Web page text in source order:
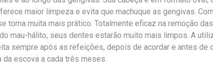
maior limpeza e evita que machuque as gengivas.
torna muita mais prático. Totalmente eficaz na remoção das
mau-hálito, seus dentes estarão muito mais limpos. A
sempre após as refeições, depois de acordar e antes de
da escova a cada três meses.